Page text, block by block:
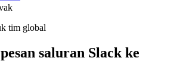
tim global
saluran Slack ke